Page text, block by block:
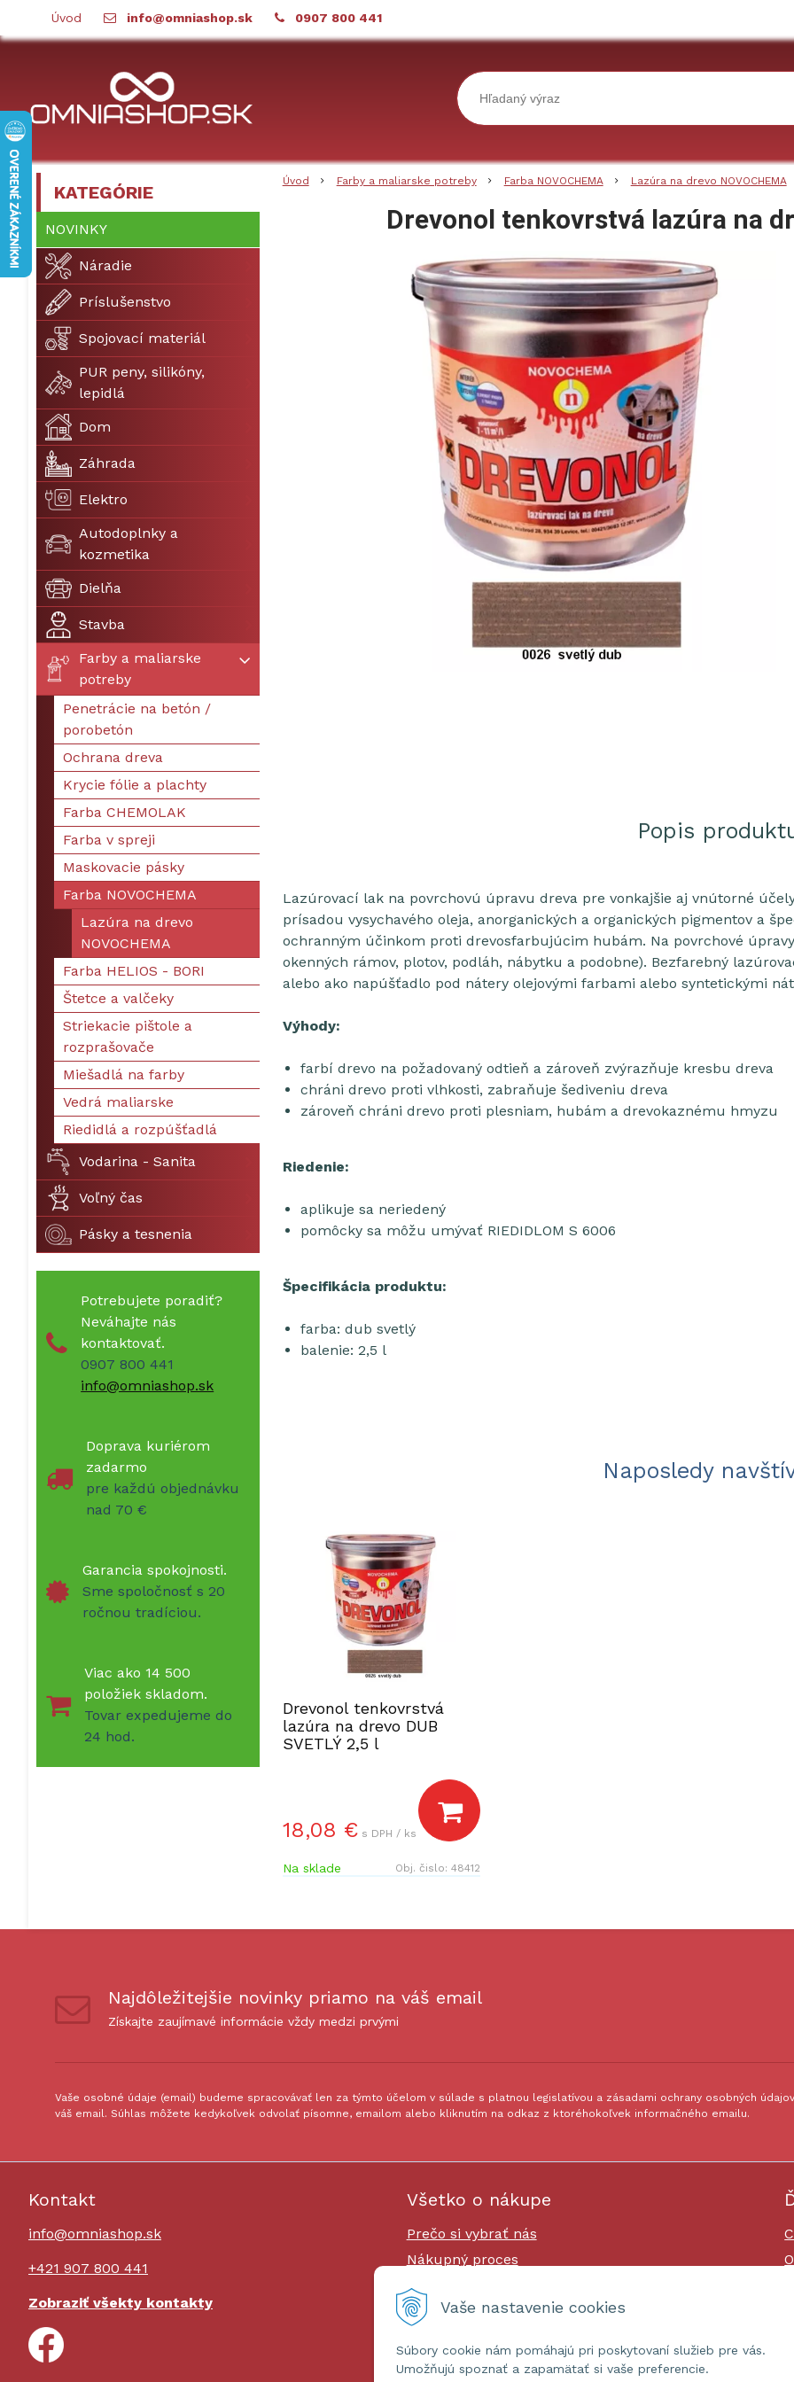
Vaše nastavenie cookies
Súbory cookie nám pomáhajú pri poskytovaní služieb pre vás.
Umožňujú spoznať a zapamätať si vaše preferencie.
Úvod info@omniashop.sk 0907 800 441
Úvod Farby a maliarske potreby Farba NOVOCHEMA Lazúra na drevo NOVOCHEMA
Drevonol tenkovrstvá lazúra na
Popis
Lazúrovací lak na povrchovú úpravu dreva pre vonkajšie aj vnútorné
prísadou vysychavého oleja, anorganických a organických pigmentov a
ochranným účinkom proti drevosfarbujúcim hubám. Na povrchové
okenných rámov, plotov, podláh, nábytku a podobne). Bezfarebný
alebo ako napúšťadlo pod nátery olejovými farbami alebo syntetickými
Výhody:
farbí drevo na požadovaný odtieň a zároveň zvýrazňuje kresbu dreva
chráni drevo proti vlhkosti, zabraňuje šediveniu dreva
zároveň chráni drevo proti plesniam, hubám a drevokaznému hmyzu
Riedenie:
aplikuje sa neriedený
pomôcky sa môžu umývať RIEDIDLOM S 6006
Špecifikácia produktu:
farba: dub svetlý
balenie: 2,5 l
Naposledy
Drevonol tenkovrstvá
lazúra na drevo DUB
SVETLÝ 2,5 l
18,08 € s DPH / ks
Na sklade Obj. čislo:48412
KATEGÓRIE
NOVINKY
Náradie
Príslušenstvo
Spojovací materiál
PUR peny, silikóny,
lepidlá
Dom
Záhrada
Elektro
Autodoplnky a
kozmetika
Dielňa
Stavba
Farby a maliarske
potreby
Penetrácie na betón /
porobetón
Ochrana dreva
Krycie fólie a plachty
Farba CHEMOLAK
Farba v spreji
Maskovacie pásky
Farba NOVOCHEMA
Lazúra na drevo
NOVOCHEMA
Farba HELIOS - BORI
Štetce a valčeky
Striekacie pištole a
rozprašovače
Miešadlá na farby
Vedrá maliarske
Riedidlá a rozpúšťadlá
Vodarina - Sanita
Voľný čas
Pásky a tesnenia
Potrebujete poradiť?
Neváhajte nás
kontaktovať.
0907 800 441
info@omniashop.sk
Doprava kuriérom
zadarmo
pre každú objednávku
nad 70 €
Garancia spokojnosti.
Sme spoločnosť s 20
ročnou tradíciou.
Viac ako 14 500
položiek skladom.
Tovar expedujeme do
24 hod.
Najdôležitejšie novinky priamo na váš email
Získajte zaujímavé informácie vždy medzi prvými
Vaše osobné údaje (email) budeme spracovávať len za týmto účelom v súlade s platnou legislatívou a zásadami ochrany osobných
váš email. Súhlas môžete kedykoľvek odvolať písomne, emailom alebo kliknutím na odkaz z ktoréhokoľvek informačného emailu.
Kontakt
info@omniashop.sk
+421 907 800 441
Zobraziť všekty kontakty
Všetko o nákupe
Prečo si vybrať nás
Nákupný proces
Platby a doprava
Reklamačný poriadok